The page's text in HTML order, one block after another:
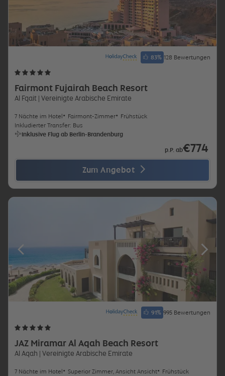
Fairmont Fujairah Beach Resort
Al Fqait | Vereinigte Arabische Emirate
83% 128 Bewertungen
7 Nächte im Hotel Fairmont-Zimmer
Frühstück
Inkludierter Transfer: Bus
Inklusive Flug ab Berlin-Brandenburg
p.P. ab€774
Zum Angebot
JAZ Miramar Al Aqah Beach Resort
Al Aqah | Vereinigte Arabische Emirate
91% 995 Bewertungen
7 Nächte im Hotel Superior Zimmer, Ansicht Ansicht
Frühstück